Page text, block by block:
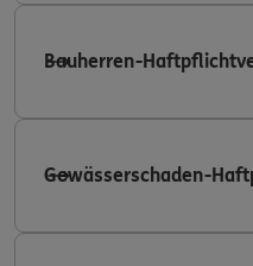
Bauherren-
Gewässerschaden-